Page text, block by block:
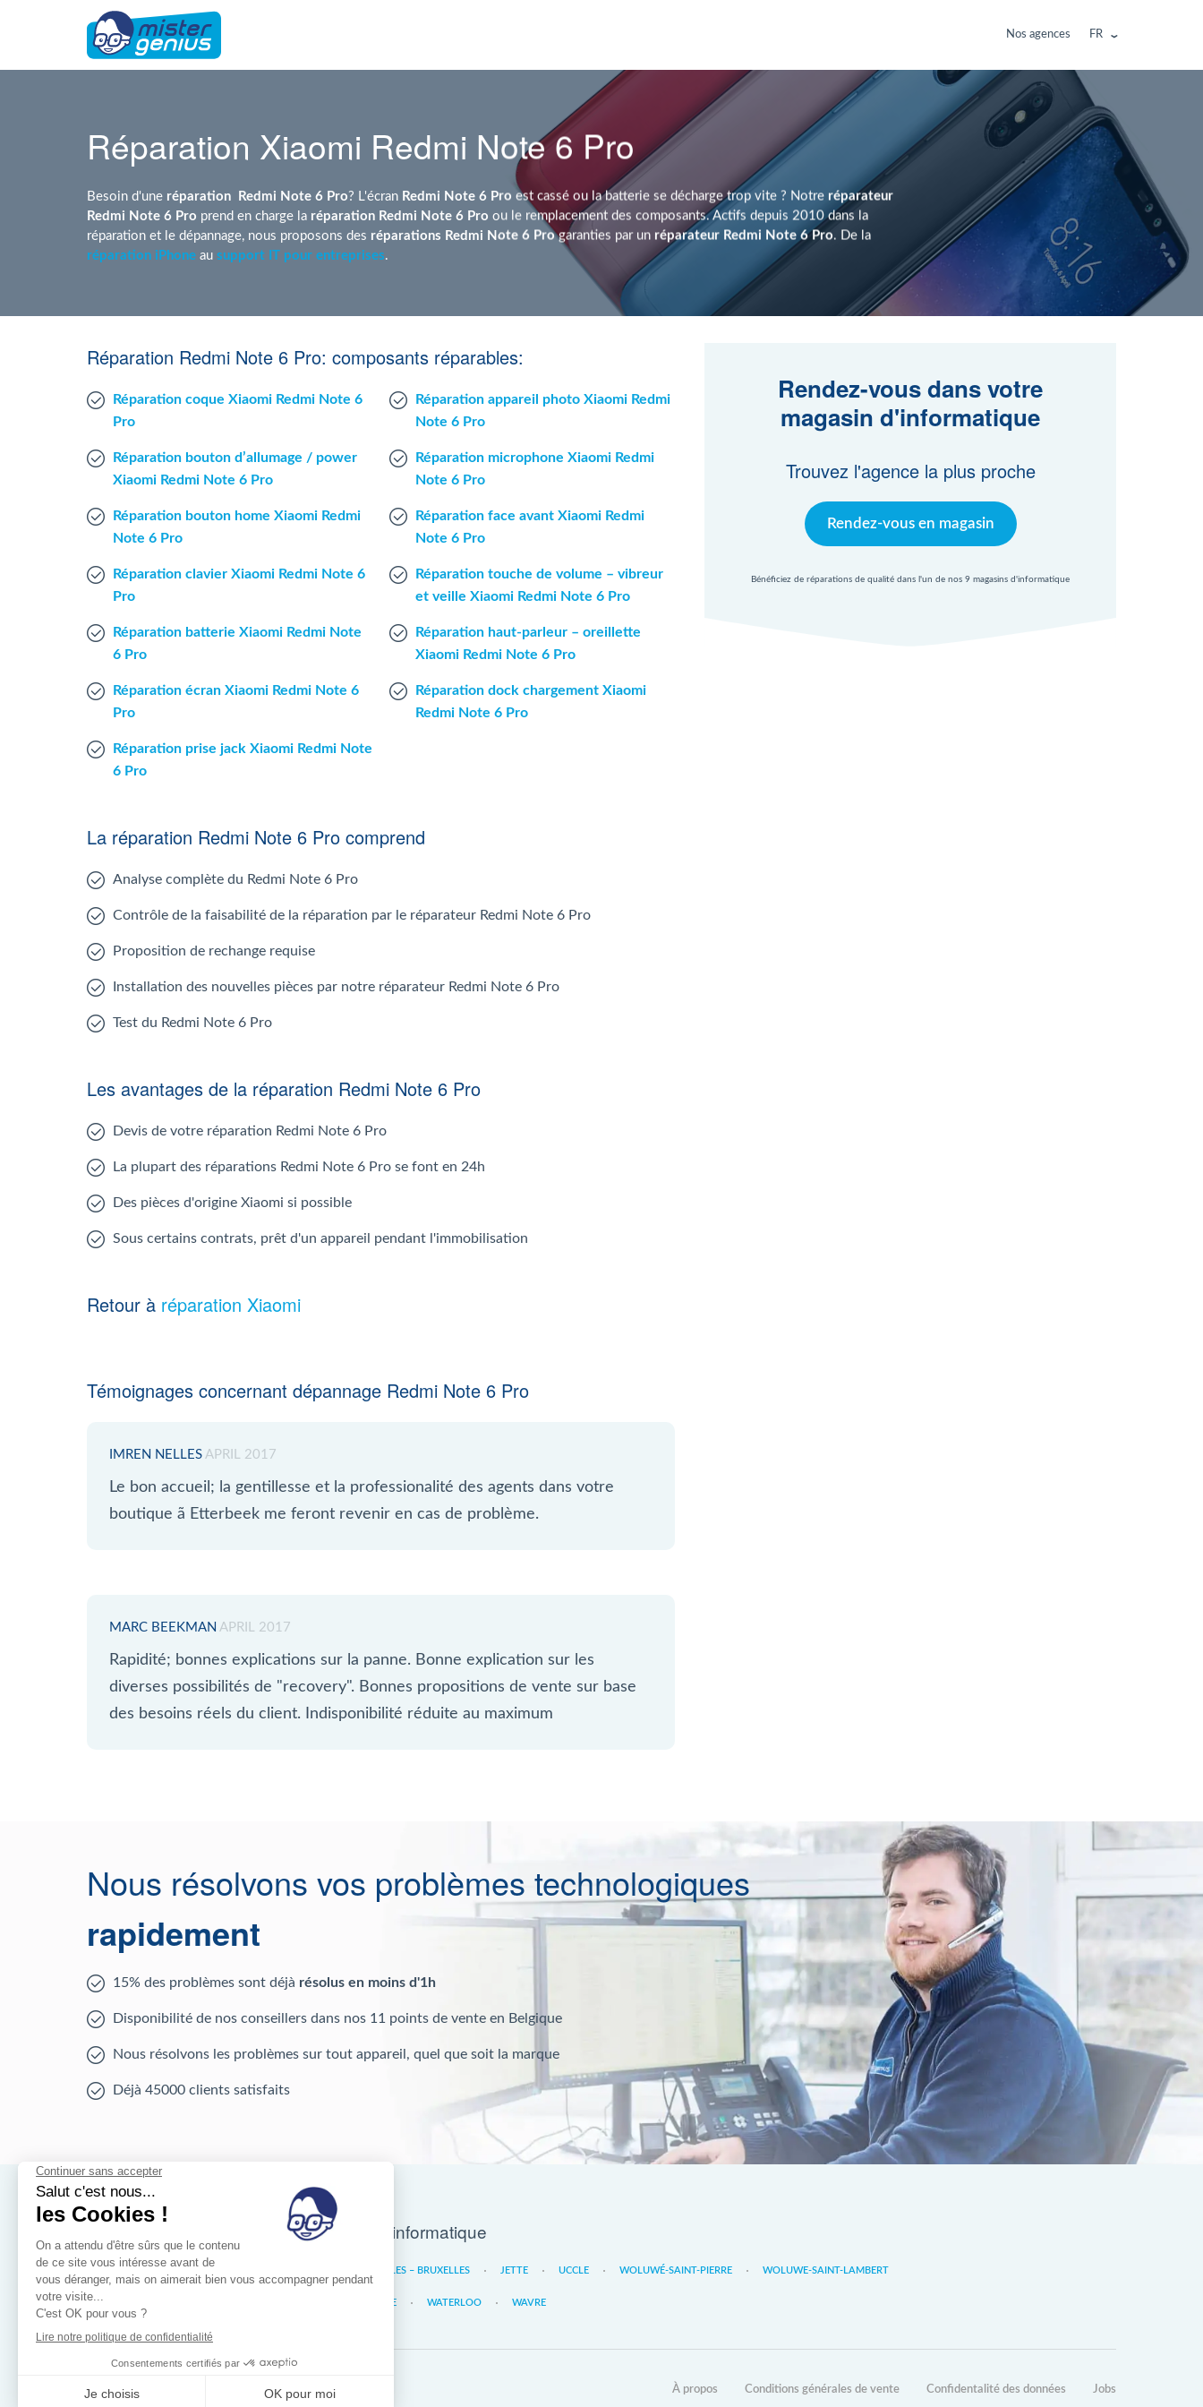
Nos agences FR
Réparation Xiaomi Redmi Note 6 Pro
Besoin d'une réparation Redmi Note 6 Pro? L'écran Redmi Note 6 Pro est cassé ou la batterie se décharge trop vite ? Notre réparateur
Redmi Note 6 Pro prend en charge la réparation Redmi Note 6 Pro ou le remplacement des composants. Actifs depuis 2010 dans la
réparation et le dépannage, nous proposons des réparations Redmi Note 6 Progaranties par un réparateur Redmi Note 6 Pro. De la
réparation iPhone au support IT pour entreprises.
Réparation Redmi Note 6 Pro: composants réparables:
Réparation coque Xiaomi Redmi Note 6
Pro
Réparation bouton d’allumage / power
Xiaomi Redmi Note 6 Pro
Réparation bouton home Xiaomi Redmi
Note 6 Pro
Réparation clavier Xiaomi Redmi Note 6
Pro
Réparation batterie Xiaomi Redmi Note
6 Pro
Réparation écran Xiaomi Redmi Note 6
Pro
Réparation prise jack Xiaomi Redmi Note
6 Pro
Réparation appareil photo Xiaomi Redmi
Note 6 Pro
Réparation microphone Xiaomi Redmi
Note 6 Pro
Réparation face avant Xiaomi Redmi
Note 6 Pro
Réparation touche de volume – vibreur
et veille Xiaomi Redmi Note 6 Pro
Réparation haut-parleur – oreillette
Xiaomi Redmi Note 6 Pro
Réparation dock chargement Xiaomi
Redmi Note 6 Pro
Rendez-vous dans votre
magasin d'informatique
Trouvez l'agence la plus proche
Rendez-vous en magasin
Bénéficiez de réparations de qualité dans l'un de nos 9 magasins d'informatique
La réparation Redmi Note 6 Pro comprend
Analyse complète du Redmi Note 6 Pro
Contrôle de la faisabilité de la réparation par le réparateur Redmi Note 6 Pro
Proposition de rechange requise
Installation des nouvelles pièces par notre réparateur Redmi Note 6 Pro
Test du Redmi Note 6 Pro
Les avantages de la réparation Redmi Note 6 Pro
Devis de votre réparation Redmi Note 6 Pro
La plupart des réparations Redmi Note 6 Pro se font en 24h
Des pièces d'origine Xiaomi si possible
Sous certains contrats, prêt d'un appareil pendant l'immobilisation
Retour à réparation Xiaomi
Témoignages concernant dépannage Redmi Note 6 Pro
IMREN NELLES APRIL 2017
Le bon accueil; la gentillesse et la professionalité des agents dans votre
boutique ã Etterbeek me feront revenir en cas de problème.
MARC BEEKMAN APRIL 2017
Rapidité; bonnes explications sur la panne. Bonne explication sur les
diverses possibilités de "recovery". Bonnes propositions de vente sur base
des besoins réels du client. Indisponibilité réduite au maximum
Nous résolvons vos problèmes technologiques
rapidement
15% des problèmes sont déjà résolus en moins d'1h
Disponibilité de nos conseillers dans nos 11 points de vente en Belgique
Nous résolvons les problèmes sur tout appareil, quel que soit la marque
Déjà 45000 clients satisfaits
Nos magasins d'informatique
IXELLES – BRUXELLES JETTE UCCLE WOLUWÉ-SAINT-PIERRE WOLUWE-SAINT-LAMBERT
LIÈGE WATERLOO WAVRE
À propos Conditions générales de vente Confidentalité des données Jobs